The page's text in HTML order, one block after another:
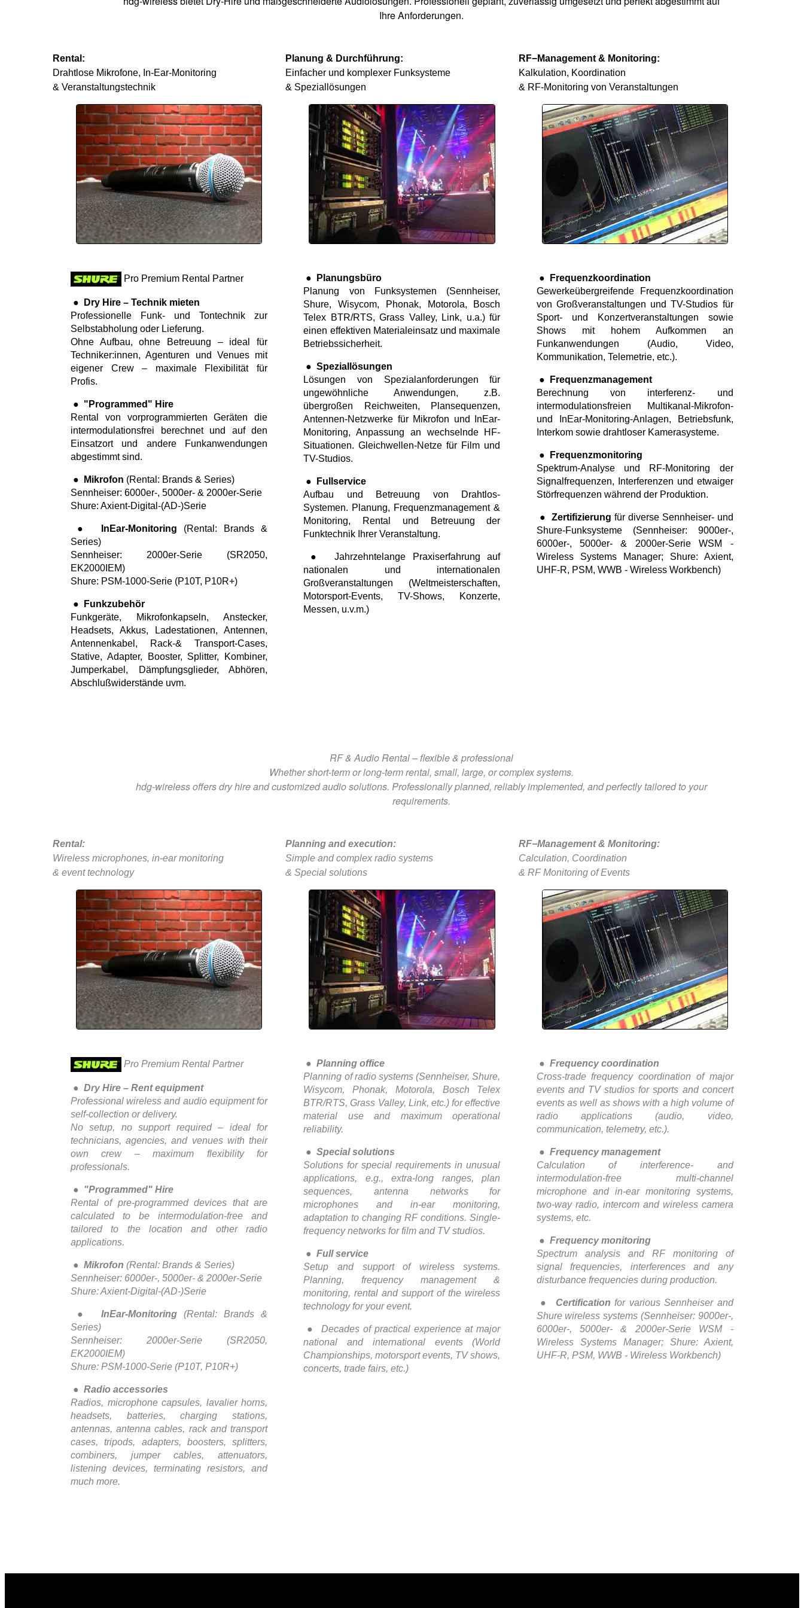
Ihre Anforderungen.
Rental:
Drahtlose Mikrofone, In-Ear-Monitoring
& Veranstaltungstechnik
Pro Premium Rental Partner
●
Dry Hire – Technik mieten
Professionelle Funk- und Tontechnik zur
Selbstabholung oder Lieferung.
Ohne Aufbau, ohne Betreuung – ideal für
Techniker:innen, Agenturen und Venues mit
eigener Crew – maximale Flexibilität für
Profis.
● "Programmed" Hire
Rental von vorprogrammierten Geräten die
intermodulationsfrei berechnet und auf den
Einsatzort und andere Funkanwendungen
abgestimmt sind.
● Mikrofon (Rental: Brands & Series)
Sennheiser: 6000er-, 5000er- & 2000er-Serie
Shure: Axient-Digital-(AD-)Serie
● InEar-Monitoring (Rental: Brands &
Series)
Sennheiser: 2000er-Serie (SR2050,
EK2000IEM)
Shure: PSM-1000-Serie (P10T, P10R+)
●
Funkzubehör
Funkgeräte, Mikrofonkapseln, Anstecker,
Headsets, Akkus, Ladestationen, Antennen,
Antennenkabel, Rack-& Transport-Cases,
Stative, Adapter, Booster, Splitter, Kombiner,
Jumperkabel, Dämpfungsglieder, Abhören,
Abschlußwiderstände uvm.
Planung & Durchführung:
Einfacher und komplexer Funksysteme
& Speziallösungen
●
Planungsbüro
Planung von Funksystemen (Sennheiser,
Shure, Wisycom, Phonak, Motorola, Bosch
Telex BTR/RTS, Grass Valley, Link, u.a.) für
einen effektiven Materialeinsatz und maximale
Betriebssicherheit.
●Speziallösungen
Lösungen von Spezialanforderungen für
ungewöhnliche Anwendungen, z.B.
übergroßen Reichweiten, Plansequenzen,
Antennen-Netzwerke für Mikrofon und InEar-
Monitoring, Anpassung an wechselnde HF-
Situationen. Gleichwellen-Netze für Film und
TV-Studios.
●
Fullservice
Aufbau und Betreuung von Drahtlos-
Systemen. Planung, Frequenzmanagement &
Monitoring, Rental und Betreuung der
Funktechnik Ihrer Veranstaltung.
● Jahrzehntelange Praxiserfahrung auf
nationalen und internationalen
Großveranstaltungen (Weltmeisterschaften,
Motorsport-Events, TV-Shows, Konzerte,
Messen, u.v.m.)
RF−Management & Monitoring:
Kalkulation, Koordination
& RF-Monitoring von Veranstaltungen
●
Frequenzkoordination
Gewerkeübergreifende Frequenzkoordination
von Großveranstaltungen und TV-Studios für
Sport- und Konzertveranstaltungen sowie
Shows mit hohem Aufkommen an
Funkanwendungen (Audio, Video,
Kommunikation, Telemetrie, etc.).
●
Frequenzmanagement
Berechnung von interferenz- und
intermodulationsfreien Multikanal-Mikrofon-
und InEar-Monitoring-Anlagen, Betriebsfunk,
Interkom sowie drahtloser Kamerasysteme.
●
Frequenzmonitoring
Spektrum-Analyse und RF-Monitoring der
Signalfrequenzen, Interferenzen und etwaiger
Störfrequenzen während der Produktion.
●Zertifizierung für diverse Sennheiser- und
Shure-Funksysteme (Sennheiser: 9000er-,
6000er-, 5000er- & 2000er-Serie WSM -
Wireless Systems Manager; Shure: Axient,
UHF-R, PSM, WWB - Wireless Workbench)
RF & Audio Rental – flexible & professional
Whether short-term or long-term rental, small, large, or complex systems.
hdg-wireless offers dry hire and customized audio solutions. Professionally planned, reliably implemented, and perfectly tailored to your
requirements.
Rental:
Wireless microphones, in-ear monitoring
& event technology
Pro Premium Rental Partner
● Dry Hire – Rent equipment
Professional wireless and audio equipment for
self-collection or delivery.
No setup, no support required – ideal for
technicians, agencies, and venues with their
own crew – maximum flexibility for
professionals.
● "Programmed" Hire
Rental of pre-programmed devices that are
calculated to be intermodulation-free and
tailored to the location and other radio
applications.
● Mikrofon (Rental: Brands & Series)
Sennheiser: 6000er-, 5000er- & 2000er-Serie
Shure: Axient-Digital-(AD-)Serie
● InEar-Monitoring(Rental: Brands &
Series)
Sennheiser: 2000er-Serie (SR2050,
EK2000IEM)
Shure: PSM-1000-Serie (P10T, P10R+)
● Radio accessories
Radios, microphone capsules, lavalier horns,
headsets, batteries, charging stations,
antennas, antenna cables, rack and transport
cases, tripods, adapters, boosters, splitters,
combiners, jumper cables, attenuators,
listening devices, terminating resistors, and
much more.
Planning and execution:
Simple and complex radio systems
& Special solutions
●Planning office
Planning of radio systems (Sennheiser, Shure,
Wisycom, Phonak, Motorola, Bosch Telex
BTR/RTS, Grass Valley, Link, etc.) for effective
material use and maximum operational
reliability.
●Special solutions
Solutions for special requirements in unusual
applications, e.g., extra-long ranges, plan
sequences, antenna networks for
microphones and in-ear monitoring,
adaptation to changing RF conditions. Single-
frequency networks for film and TV studios.
●Full service
Setup and support of wireless systems.
Planning, frequency management &
monitoring, rental and support of the wireless
technology for your event.
● Decades of practical experience at major
national and international events (World
Championships, motorsport events, TV shows,
concerts, trade fairs, etc.)
RF−Management & Monitoring:
Calculation, Coordination
& RF Monitoring of Events
● Frequency coordination
Cross-trade frequency coordination of major
events and TV studios for sports and concert
events as well as shows with a high volume of
radio applications (audio, video,
communication, telemetry, etc.).
● Frequency management
Calculation of interference- and
intermodulation-free multi-channel
microphone and in-ear monitoring systems,
two-way radio, intercom and wireless camera
systems, etc.
● Frequency monitoring
Spectrum analysis and RF monitoring of
signal frequencies, interferences and any
disturbance frequencies during production.
● Certification for various Sennheiser and
Shure wireless systems (Sennheiser: 9000er-,
6000er-, 5000er- & 2000er-Serie WSM -
Wireless Systems Manager; Shure: Axient,
UHF-R, PSM, WWB - Wireless Workbench)